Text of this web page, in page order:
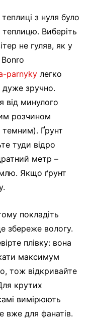
з нуля було
теплицю. Виберіть
не гуляв, як у
parnyky легко
дуже зручно.
від минулого
розчином
Ґрунт
туди відро
метр –
Якщо ґрунт
покладіть
збереже вологу.
плівку: вона
максимум
тож відкривайте
крутих
вимірюють
вже для фанатів.